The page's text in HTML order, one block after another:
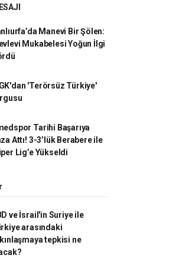
Manevi Bir Şölen:
Mukabelesi Yoğun İlgi
'Terörsüz Türkiye'
Tarihi Başarıya
Attı! 3-3’lük Berabere ile
Lig’e Yükseldi
ve İsrail'in Suriye ile
arasındaki
tepkisi ne